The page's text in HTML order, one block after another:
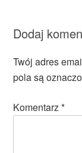
Dodaj
Twój adres
pola są
Komentarz*